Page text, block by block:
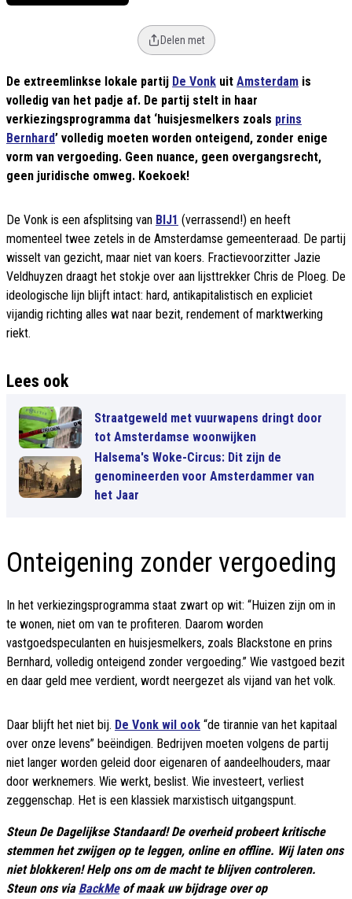
Delen met
De extreemlinkse lokale partij De Vonk uit Amsterdam is
volledig van het padje af. De partij stelt in haar
verkiezingsprogramma dat ‘huisjesmelkers zoals prins
Bernhard’ volledig moeten worden onteigend, zonder enige
vorm van vergoeding. Geen nuance, geen overgangsrecht,
geen juridische omweg. Koekoek!
De Vonk is een afsplitsing van BIJ1 (verrassend!) en heeft
momenteel twee zetels in de Amsterdamse gemeenteraad. De partij
wisselt van gezicht, maar niet van koers. Fractievoorzitter Jazie
Veldhuyzen draagt het stokje over aan lijsttrekker Chris de Ploeg. De
ideologische lijn blijft intact: hard, antikapitalistisch en expliciet
vijandig richting alles wat naar bezit, rendement of marktwerking
riekt.
Lees ook
Straatgeweld met vuurwapens dringt door
tot Amsterdamse woonwijken
Halsema's Woke-Circus: Dit zijn de
genomineerden voor Amsterdammer van
het Jaar
Onteigening zonder vergoeding
In het verkiezingsprogramma staat zwart op wit: “Huizen zijn om in
te wonen, niet om van te profiteren. Daarom worden
vastgoedspeculanten en huisjesmelkers, zoals Blackstone en prins
Bernhard, volledig onteigend zonder vergoeding.” Wie vastgoed bezit
en daar geld mee verdient, wordt neergezet als vijand van het volk.
Daar blijft het niet bij. De Vonk wil ook “de tirannie van het kapitaal
over onze levens” beëindigen. Bedrijven moeten volgens de partij
niet langer worden geleid door eigenaren of aandeelhouders, maar
door werknemers. Wie werkt, beslist. Wie investeert, verliest
zeggenschap. Het is een klassiek marxistisch uitgangspunt.
Steun De Dagelijkse Standaard! De overheid probeert kritische
stemmen het zwijgen op te leggen, online en offline. Wij laten ons
niet blokkeren! Help ons om de macht te blijven controleren.
Steun ons via BackMeof maak uw bijdrage over op